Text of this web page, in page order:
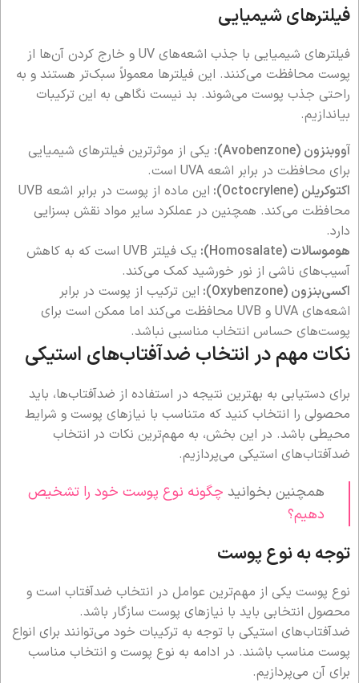
فیلترهای شیمیایی
فیلترهای شیمیایی با جذب اشعه‌های UV و خارج کردن آن‌ها از
پوست محافظت می‌کنند. این فیلترها معمولاً سبک‌تر هستند و به
راحتی جذب پوست می‌شوند. بد نیست نگاهی به این ترکیبات
بیاندازیم.
آووبنزون (Avobenzone):
یکی از موثرترین فیلترهای شیمیایی
برای محافظت در برابر اشعه UVA است.
اکتوکریلن (Octocrylene):
این ماده از پوست در برابر اشعه UVB
محافظت می‌کند. همچنین در عملکرد سایر مواد نقش بسزایی
دارد.
هوموسالات (Homosalate):
یک فیلتر UVB است که به کاهش
آسیب‌های ناشی از نور خورشید کمک می‌کند.
اکسی‌بنزون (Oxybenzone):
این ترکیب از پوست در برابر
اشعه‌های UVA و UVB محافظت می‌کند اما ممکن است برای
پوست‌های حساس انتخاب مناسبی نباشد.
نکات مهم در انتخاب ضدآفتاب‌های استیکی
برای دستیابی به بهترین نتیجه در استفاده از ضدآفتاب‌ها، باید
محصولی را انتخاب کنید که متناسب با نیازهای پوست و شرایط
محیطی باشد. در این بخش، به مهم‌ترین نکات در انتخاب
ضدآفتاب‌های استیکی می‌پردازیم.
همچنین بخوانید چگونه نوع پوست خود را تشخیص
دهیم؟
توجه به نوع پوست
نوع پوست یکی از مهم‌ترین عوامل در انتخاب ضدآفتاب است و
محصول انتخابی باید با نیازهای پوست سازگار باشد.
ضدآفتاب‌های استیکی با توجه به ترکیبات خود می‌توانند برای انواع
پوست مناسب باشند. در ادامه به نوع پوست و انتخاب مناسب
برای آن می‌پردازیم.